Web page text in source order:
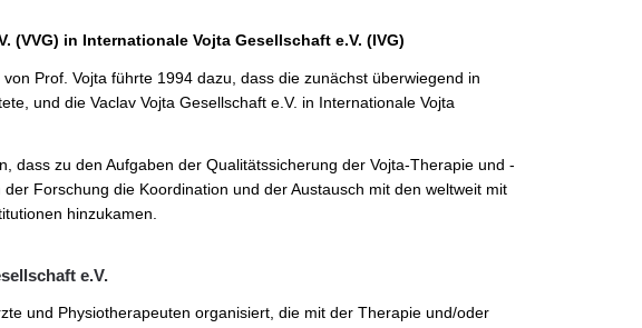
(VVG) in Internationale Vojta Gesellschaft e.V. (IVG)
Prof. Vojta führte 1994 dazu, dass die zunächst überwiegend in
und die Vaclav Vojta Gesellschaft e.V. in Internationale Vojta
dass zu den Aufgaben der Qualitätssicherung der Vojta-Therapie und -
Forschung die Koordination und der Austausch mit den weltweit mit
hinzukamen.
e.V.
und Physiotherapeuten organisiert, die mit der Therapie und/oder